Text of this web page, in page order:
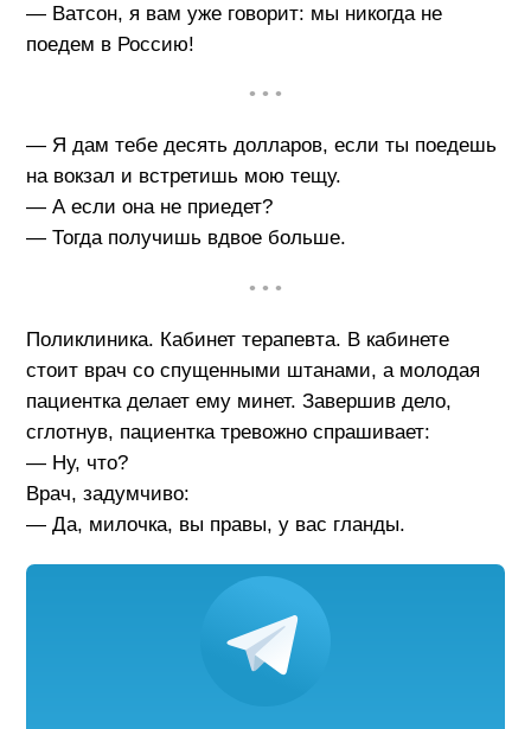
— Ватсон, я вам уже говорит: мы никогда не
поедем в Россию!
• • •
— Я дам тебе десять долларов, если ты поедешь
на вокзал и встретишь мою тещу.
— А если она не приедет?
— Тогда получишь вдвое больше.
• • •
Поликлиника. Кабинет терапевта. В кабинете
стоит врач со спущенными штанами, а молодая
пациентка делает ему минет. Завершив дело,
сглотнув, пациентка тревожно спрашивает:
— Ну, что?
Врач, задумчиво:
— Да, милочка, вы правы, у вас гланды.